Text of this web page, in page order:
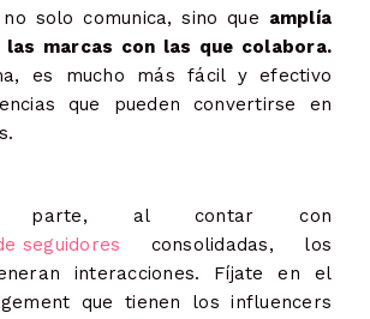
solo comunica, sino que amplía
las marcas con las que colabora.
es mucho más fácil y efectivo
que pueden convertirse en
parte, al contar con
seguidores consolidadas, los
interacciones. Fíjate en el
que tienen los influencers